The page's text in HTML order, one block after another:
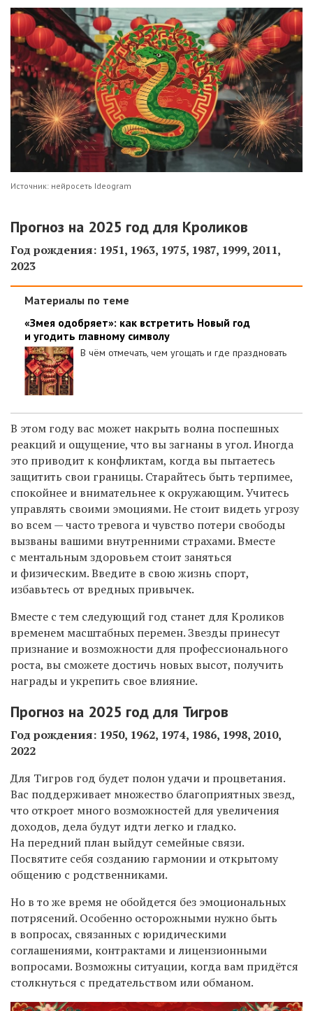
Источник: нейросеть Ideogram
Прогноз на 2025 год для Кроликов
Год рождения: 1951, 1963, 1975, 1987, 1999, 2011,
2023
Материалы по теме
«Змея одобряет»: как встретить Новый год
и угодить главному символу
В чём отмечать, чем угощать и где праздновать
В этом году вас может накрыть волна поспешных
реакций и ощущение, что вы загнаны в угол. Иногда
это приводит к конфликтам, когда вы пытаетесь
защитить свои границы. Старайтесь быть терпимее,
спокойнее и внимательнее к окружающим. Учитесь
управлять своими эмоциями. Не стоит видеть угрозу
во всем — часто тревога и чувство потери свободы
вызваны вашими внутренними страхами. Вместе
с ментальным здоровьем стоит заняться
и физическим. Введите в свою жизнь спорт,
избавьтесь от вредных привычек.
Вместе с тем следующий год станет для Кроликов
временем масштабных перемен. Звезды принесут
признание и возможности для профессионального
роста, вы сможете достичь новых высот, получить
награды и укрепить свое влияние.
Прогноз на 2025 год для Тигров
Год рождения: 1950, 1962, 1974, 1986, 1998, 2010,
2022
Для Тигров год будет полон удачи и процветания.
Вас поддерживает множество благоприятных звезд,
что откроет много возможностей для увеличения
доходов, дела будут идти легко и гладко.
На передний план выйдут семейные связи.
Посвятите себя созданию гармонии и открытому
общению с родственниками.
Но в то же время не обойдется без эмоциональных
потрясений. Особенно осторожными нужно быть
в вопросах, связанных с юридическими
соглашениями, контрактами и лицензионными
вопросами. Возможны ситуации, когда вам придётся
столкнуться с предательством или обманом.